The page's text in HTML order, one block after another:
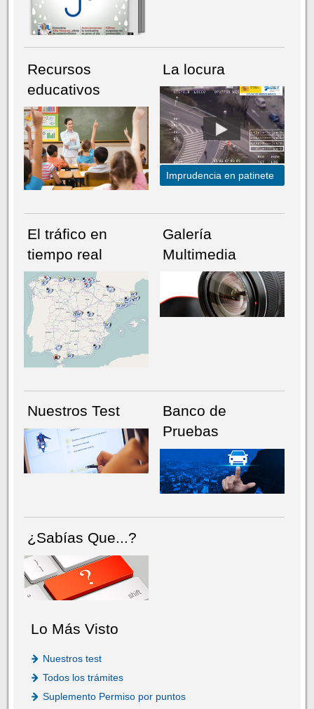
NÚMERO ACTUALHEMEROTECA
Recursos
educativos
La locura
Imprudencia en patinete
El tráfico en
tiempo real
Galería
Multimedia
Nuestros Test
Banco de
Pruebas
¿Sabías Que...?
Lo Más Visto
Nuestros test
Todos los trámites
Suplemento Permiso por puntos